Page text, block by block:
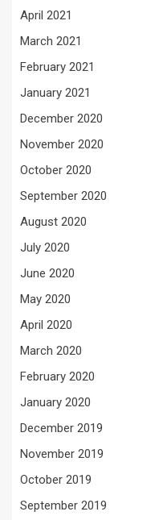
April 2021
March 2021
February 2021
January 2021
December 2020
November 2020
October 2020
September 2020
August 2020
July 2020
June 2020
May 2020
April 2020
March 2020
February 2020
January 2020
December 2019
November 2019
October 2019
September 2019